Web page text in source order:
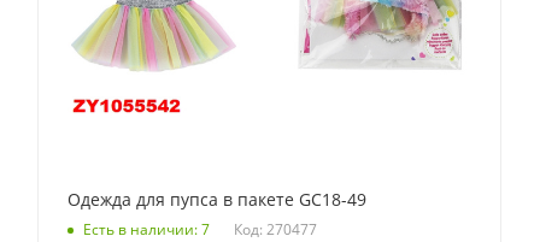
Одежда для пупса в пакете GC18-49
Есть в наличии: 7 Код: 270477